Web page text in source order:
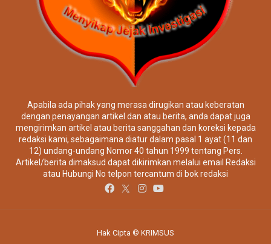
Apabila ada pihak yang merasa dirugikan atau keberatan
dengan penayangan artikel dan atau berita, anda dapat juga
mengirimkan artikel atau berita sanggahan dan koreksi kepada
redaksi kami, sebagaimana diatur dalam pasal 1 ayat (11 dan
12) undang-undang Nomor 40 tahun 1999 tentang Pers.
Artikel/berita dimaksud dapat dikirimkan melalui email Redaksi
atau Hubungi No telpon tercantum di bok redaksi
Hak Cipta © KRIMSUS